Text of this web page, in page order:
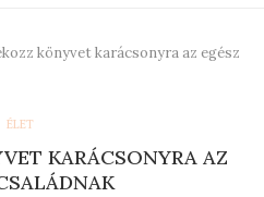
könyvet karácsonyra az egész
ÉLET
KARÁCSONYRA AZ